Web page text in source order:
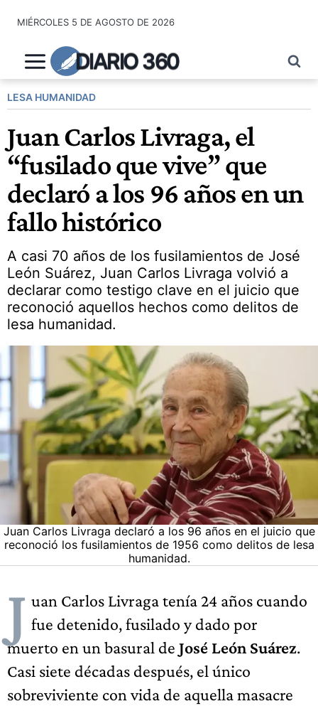
contenido
MIÉRCOLES 5 DE AGOSTO DE 2026
DIARIO 360
LESA HUMANIDAD
Juan Carlos Livraga, el
“fusilado que vive” que
declaró a los 96 años en un
fallo histórico
A casi 70 años de los fusilamientos de José
León Suárez, Juan Carlos Livraga volvió a
declarar como testigo clave en el juicio que
reconoció aquellos hechos como delitos de
lesa humanidad.
Juan Carlos Livraga declaró a los 96 años en el juicio que
reconoció los fusilamientos de 1956 como delitos de lesa
humanidad.
J uan Carlos Livraga tenía 24 años cuando
fue detenido, fusilado y dado por
muerto en un basural de José León Suárez.
Casi siete décadas después, el único
sobreviviente con vida de aquella masacre